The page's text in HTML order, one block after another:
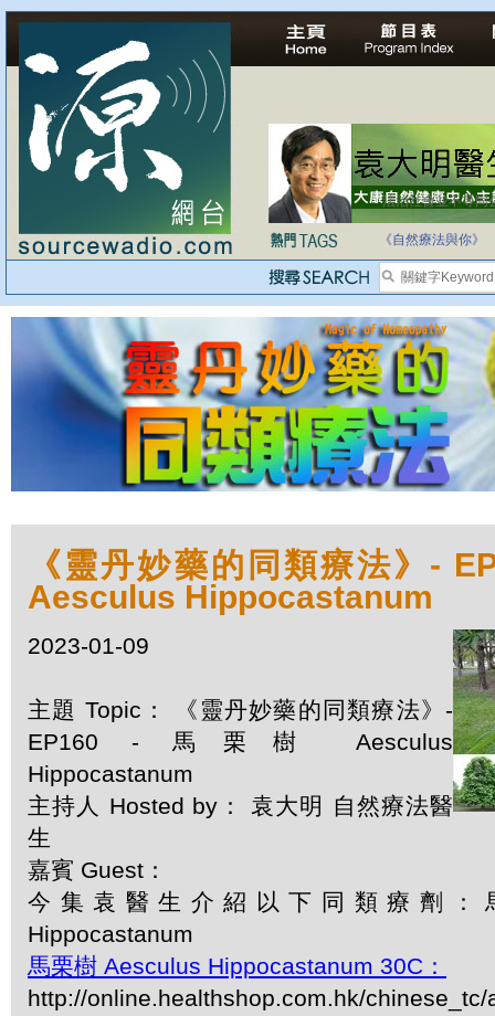
法治社會並不等同
自家教育合法化-
《自然療法與你》
《靈丹妙藥的同類療法》-
Aesculus Hippocastanum
2023-01-09
主題 Topic： 《靈丹妙藥的同類療法》-
EP160 - 馬栗樹 Aesculus
Hippocastanum
主持人 Hosted by： 袁大明 自然療法醫
生
嘉賓 Guest：
今集袁醫生介紹以下同類療劑：
Hippocastanum
馬栗樹 Aesculus Hippocastanum 30C：
http://online.healthshop.com.hk/